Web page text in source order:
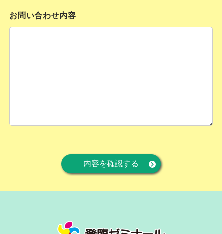
お問い合わせ内容
内容を確認する